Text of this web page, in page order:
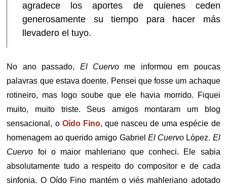
agradece los aportes de quienes ceden
generosamente su tiempo para hacer más
llevadero el tuyo.
No ano passado, El Cuervo me informou em poucas
palavras que estava doente. Pensei que fosse um achaque
rotineiro, mas logo soube que ele havia morrido. Fiquei
muito, muito triste. Seus amigos montaram um blog
sensacional, o Oído Fino, que nasceu de uma espécie de
homenagem ao querido amigo Gabriel El Cuervo López. El
Cuervo foi o maior mahleriano que conheci. Ele sabia
absolutamente tudo a respeito do compositor e de cada
sinfonia. O Oído Fino mantém o viés mahleriano adotado